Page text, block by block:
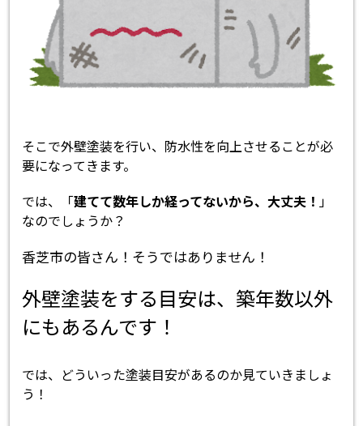
そこで外壁塗装を行い、防水性を向上させることが必
要になってきます。
では、「建てて数年しか経ってないから、大丈夫！」
なのでしょうか？
香芝市の皆さん！そうではありません！
外壁塗装をする目安は、築年数以外
にもあるんです！
では、どういった塗装目安があるのか見ていきましょ
う！